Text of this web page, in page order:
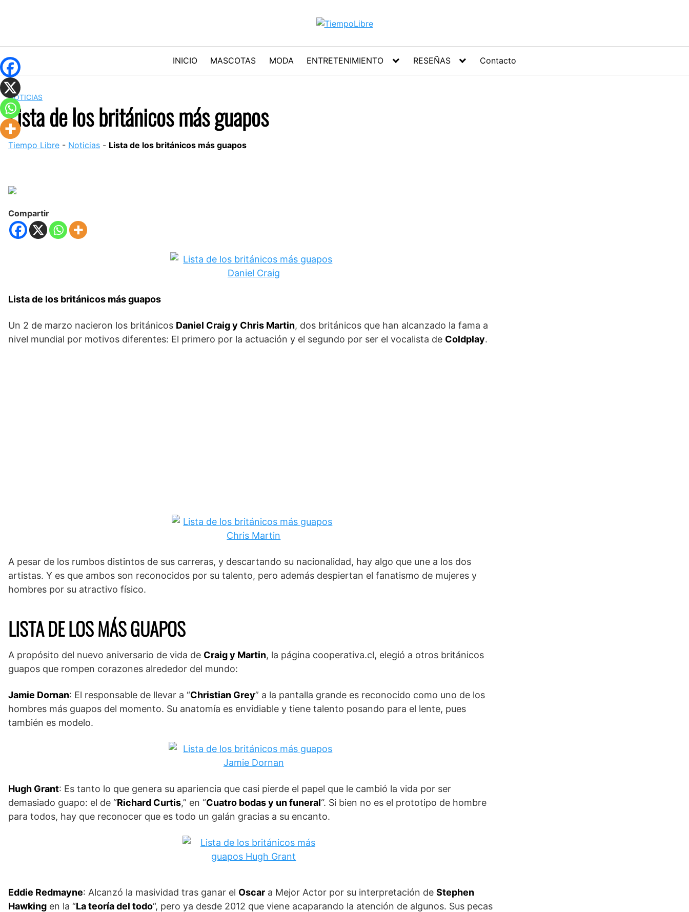
INICIO MASCOTAS MODA ENTRETENIMIENTO RESEÑAS Contacto
NOTICIAS
Lista de los británicos más guapos
Tiempo Libre - Noticias - Lista de los británicos más guapos
Compartir
Lista de los británicos más guapos
Un 2 de marzo nacieron los británicos Daniel Craig y Chris Martin, dos británicos que han alcanzado la fama a
nivel mundial por motivos diferentes: El primero por la actuación y el segundo por ser el vocalista de Coldplay.
A pesar de los rumbos distintos de sus carreras, y descartando su nacionalidad, hay algo que une a los dos
artistas. Y es que ambos son reconocidos por su talento, pero además despiertan el fanatismo de mujeres y
hombres por su atractivo físico.
LISTA DE LOS MÁS GUAPOS
A propósito del nuevo aniversario de vida de Craig y Martin, la página cooperativa.cl, elegió a otros británicos
guapos que rompen corazones alrededor del mundo:
Jamie Dornan: El responsable de llevar a “Christian Grey” a la pantalla grande es reconocido como uno de los
hombres más guapos del momento. Su anatomía es envidiable y tiene talento posando para el lente, pues
también es modelo.
Hugh Grant: Es tanto lo que genera su apariencia que casi pierde el papel que le cambió la vida por ser
demasiado guapo: el de “Richard Curtis,” en “Cuatro bodas y un funeral“. Si bien no es el prototipo de hombre
para todos, hay que reconocer que es todo un galán gracias a su encanto.
Eddie Redmayne: Alcanzó la masividad tras ganar el Oscar a Mejor Actor por su interpretación de Stephen
Hawking en la “La teoría del todo“, pero ya desde 2012 que viene acaparando la atención de algunos. Sus pecas